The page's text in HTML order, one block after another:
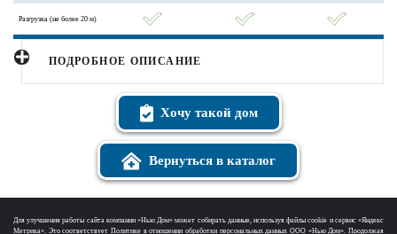
Разгрузка (не более 20 м)
ПОДРОБНОЕ ОПИСАНИЕ
Хочу такой дом
Вернуться в каталог
Для улучшения работы сайта компании «Нью Дом» может собирать данные, используя файлы cookie и сервис «Яндекс
Метрика». Это соответствует Политике в отношении обработки персональных данных ООО «Нью Дом». Продолжая